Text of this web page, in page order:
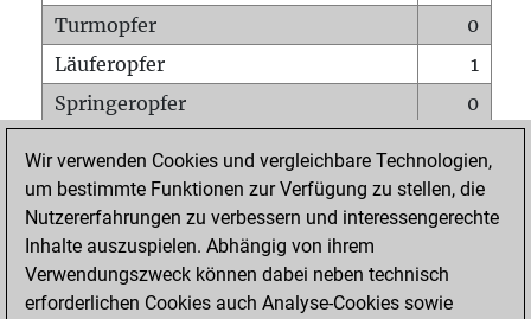
Turmopfer
0
Läuferopfer
1
Springeropfer
0
Matt auf vollem Brett
0
Bauer setzt Matt
0
Erstickte Matts
Unterverwandlungen
Wir verwenden Cookies und vergleichbare Technologien,
um bestimmte Funktionen zur Verfügung zu stellen, die
Nutzererfahrungen zu verbessern und interessengerechte
Inhalte auszuspielen. Abhängig von ihrem
Verwendungszweck können dabei neben technisch
erforderlichen Cookies auch Analyse-Cookies sowie